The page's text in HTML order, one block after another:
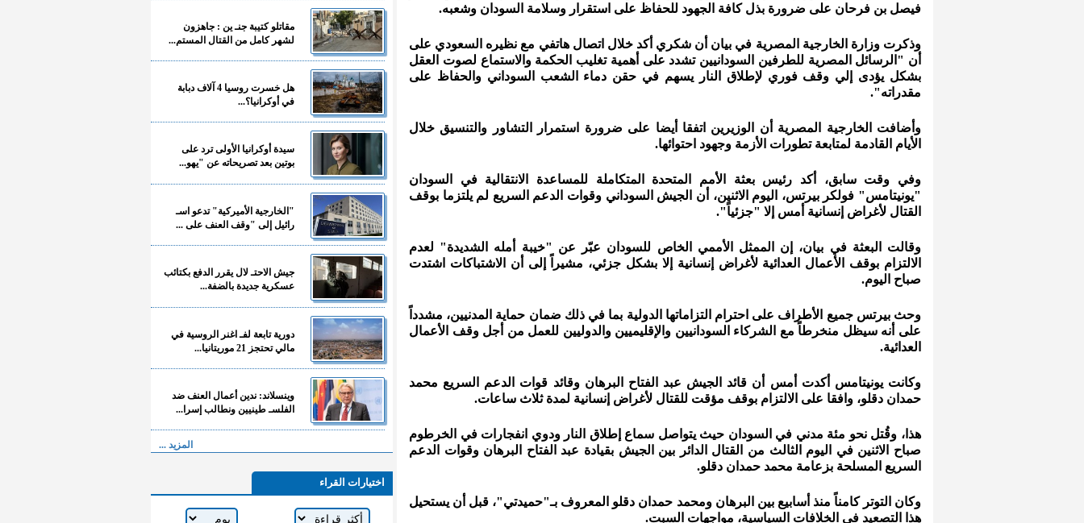
فيصل بن فرحان على ضرورة بذل كافة الجهود للحفاظ على استقرار وسلامة السودان وشعبه.
وذكرت وزارة الخارجية المصرية في بيان أن شكري أكد خلال اتصال هاتفي مع نظيره السعودي على
أن "الرسائل المصرية للطرفين السودانيين تشدد على أهمية تغليب الحكمة والاستماع لصوت العقل
بشكل يؤدى إلي وقف فوري لإطلاق النار يسهم في حقن دماء الشعب السوداني والحفاظ على
مقدراته".
وأضافت الخارجية المصرية أن الوزيرين اتفقا أيضا على ضرورة استمرار التشاور والتنسيق خلال
الأيام القادمة لمتابعة تطورات الأزمة وجهود احتوائها.
وفي وقت سابق، أكد رئيس بعثة الأمم المتحدة المتكاملة للمساعدة الانتقالية في السودان
"يونيتامس" فولكر بيرتس، اليوم الاثنين، أن الجيش السوداني وقوات الدعم السريع لم يلتزما بوقف
القتال لأغراض إنسانية أمس إلا "جزئياً".
وقالت البعثة في بيان، إن الممثل الأممي الخاص للسودان عبّر عن "خيبة أمله الشديدة" لعدم
الالتزام بوقف الأعمال العدائية لأغراض إنسانية إلا بشكل جزئي، مشيراً إلى أن الاشتباكات اشتدت
صباح اليوم.
وحث بيرتس جميع الأطراف على احترام التزاماتها الدولية بما في ذلك ضمان حماية المدنيين، مشدداً
على أنه سيظل منخرطاً مع الشركاء السودانيين والإقليميين والدوليين للعمل من أجل وقف الأعمال
العدائية.
وكانت يونيتامس أكدت أمس أن قائد الجيش عبد الفتاح البرهان وقائد قوات الدعم السريع محمد
حمدان دقلو، وافقا على الالتزام بوقف مؤقت للقتال لأغراض إنسانية لمدة ثلاث ساعات.
هذا، وقُتل نحو مئة مدني في السودان حيث يتواصل سماع إطلاق النار ودوي انفجارات في الخرطوم
صباح الاثنين في اليوم الثالث من القتال الدائر بين الجيش بقيادة عبد الفتاح البرهان وقوات الدعم
السريع المسلحة بزعامة محمد حمدان دقلو.
وكان التوتر كامناً منذ أسابيع بين البرهان ومحمد حمدان دقلو المعروف بـ"حميدتي"، قبل أن يستحيل
هذا التصعيد في الخلافات السياسية، مواجهات السبت.
مقاتلو كتيبة جنـ ين : جاهزون
لشهر كامل من القتال المستم...
هل خسرت روسيا 4 آلاف دبابة
في أوكرانيا؟...
سيدة أوكرانيا الأولى ترد على
بوتين بعد تصريحاته عن "يهو...
"الخارجية الأميركية" تدعو اسـ
رائيل إلى "وقف العنف على ...
جيش الاحتـ لال يقرر الدفع بكتائب
عسكرية جديدة بالضفة...
دورية تابعة لفـ اغنر الروسية في
مالي تحتجز 21 موريتانيا...
وينسلاند: ندين أعمال العنف ضد
الفلسـ طينيين ونطالب إسرا...
المزيد ...
اختيارات القراء